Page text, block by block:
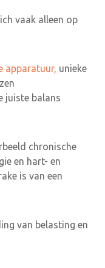
vaak alleen op
apparatuur, unieke
juiste balans
chronische
en hart- en
is van een
van belasting en